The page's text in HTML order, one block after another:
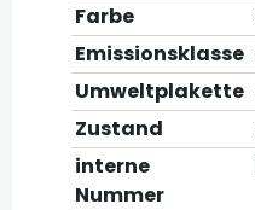
Farbe
Emissionsklasse
Umweltplakette
Zustand
interne
Nummer